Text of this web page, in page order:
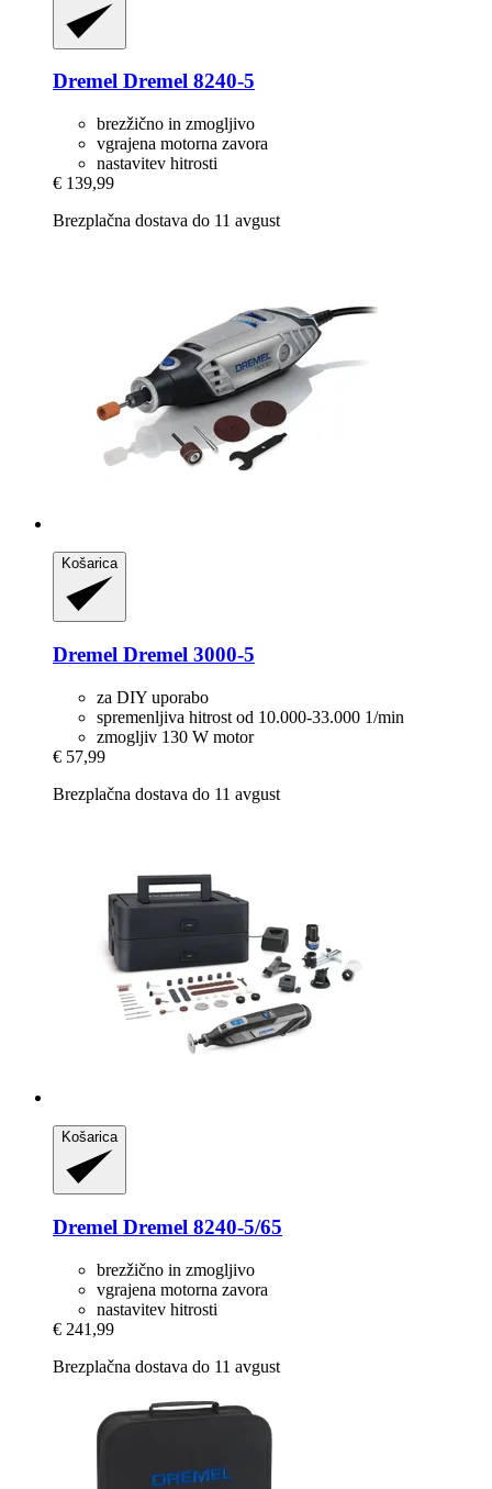
Dremel Dremel 8240-​5
brezžično in zmogljivo
vgrajena motorna zavora
nastavitev hitrosti
€ 139,99
Brezplačna dostava do 11 avgust
Košarica
Dremel Dremel 3000-​5
za DIY uporabo
spremenljiva hitrost od 10.000-33.000 1/min
zmogljiv 130 W motor
€ 57,99
Brezplačna dostava do 11 avgust
Košarica
Dremel Dremel 8240-​5/65
brezžično in zmogljivo
vgrajena motorna zavora
nastavitev hitrosti
€ 241,99
Brezplačna dostava do 11 avgust